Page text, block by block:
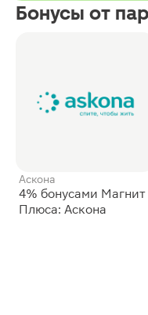
Бонусы от
Аскона
4% бонусами Магнит
Плюса: Аскона